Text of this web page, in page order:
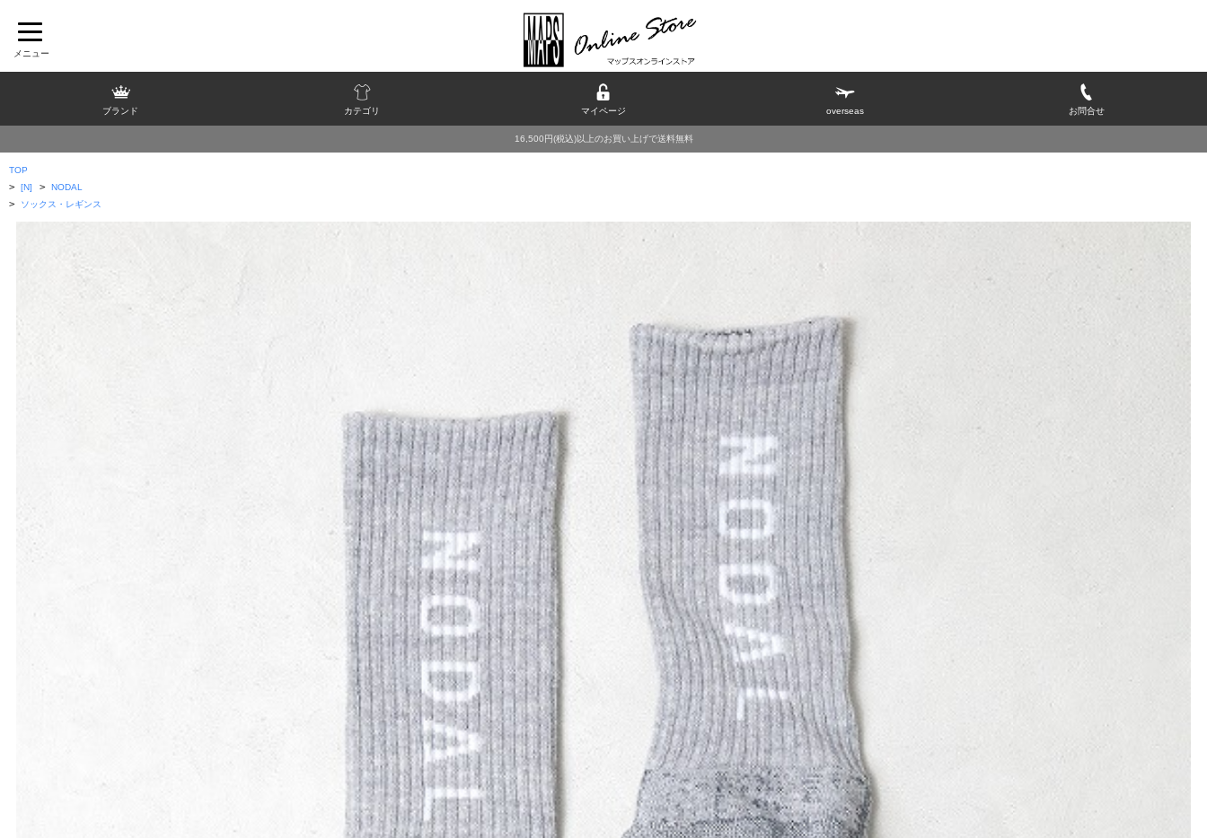
ブランド カテゴリ マイページ overseas お問合せ
16,500円(税込)以上のお買い上げで送料無料
TOP
> [N] > NODAL
> ソックス・レギンス